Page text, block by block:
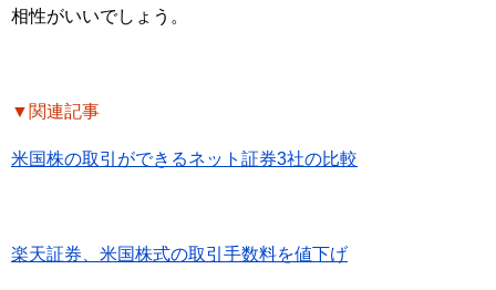
相性がいいでしょう。
▼関連記事
米国株の取引ができるネット証券3社の比較
楽天証券、米国株式の取引手数料を値下げ